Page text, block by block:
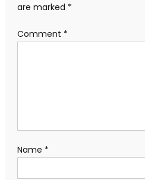
are marked *
Comment *
Name *